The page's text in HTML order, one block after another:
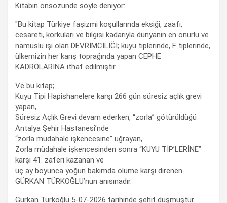
Kitabın önsözünde söyle deniyor:
"Bu kitap Türkiye faşizmi koşullarında eksiği, zaafı,
cesareti, korkuları ve bilgisi kadarıyla dünyanın en onurlu ve
namuslu işi olan DEVRİMCİLİĞİ; kuyu tiplerinde, F tiplerinde,
ülkemizin her karış toprağında yapan CEPHE
KADROLARINA ithaf edilmiştir.
Ve bu kitap;
Kuyu Tipi Hapishanelere karşı 266 gün süresiz açlık grevi
yapan,
Süresiz Açlık Grevi devam ederken, “zorla” götürüldüğü
Antalya Şehir Hastanesi’nde
“zorla müdahale işkencesine” uğrayan,
Zorla müdahale işkencesinden sonra “KUYU TİP’LERİNE”
karşı 41. zaferi kazanan ve
üç ay boyunca yoğun bakımda ölüme karşı direnen
GÜRKAN TÜRKOĞLU’nun anısınadır.
Gürkan Türkoğlu 5-07-2026 tarihinde şehit düşmüştür.